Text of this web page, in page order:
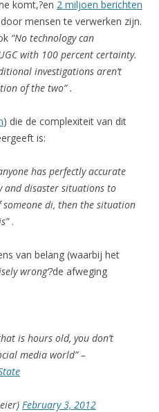
komt,?en 2 miljoen berichten
mensen te verwerken zijn.
“No technology can
with 100 percent certainty.
investigations aren’t
of the two” .
) die de complexiteit van dit
is:
has perfectly accurate
and disaster situations to
di, then the situation
.
van belang (waarbij het
wrong’?de afweging
is hours old, you don’t
media world” –
February 3, 2012